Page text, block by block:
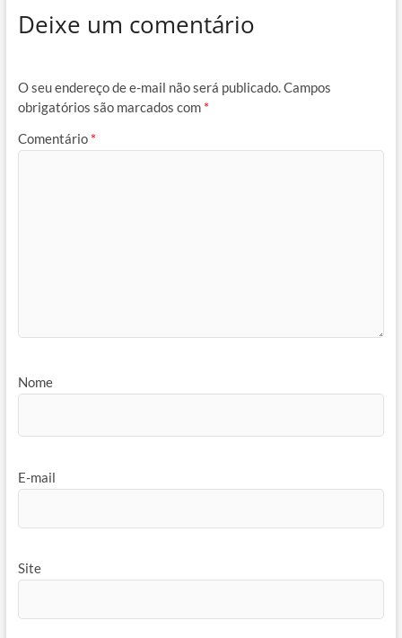
Deixe um comentário
O seu endereço de e-mail não será publicado. Campos
obrigatórios são marcados com *
Comentário *
Nome
E-mail
Site